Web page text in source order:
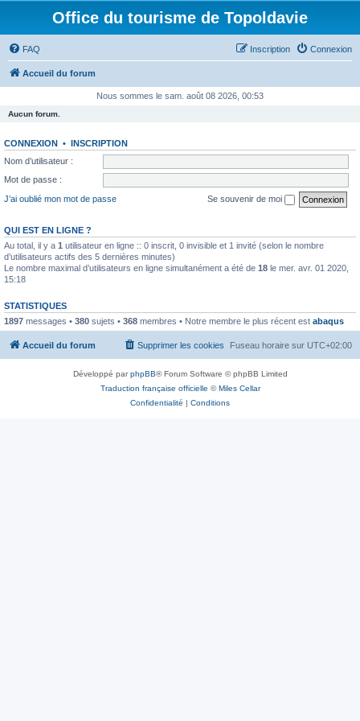
Office du tourisme de Topoldavie
FAQ Connexion
Inscription
Accueil du forum
Nous sommes le sam. août 08 2026, 00:53
Aucun forum.
CONNEXION • INSCRIPTION
Nom d’utilisateur :
Mot de passe :
J’ai oublié mon mot de passe
Se souvenir de moi
QUI EST EN LIGNE ?
Au total, il y a 1 utilisateur en ligne :: 0 inscrit, 0 invisible et 1 invité (selon le nombre
d’utilisateurs actifs des 5 dernières minutes)
Le nombre maximal d’utilisateurs en ligne simultanément a été de 18 le mer. avr. 01 2020,
15:18
STATISTIQUES
1897 messages • 380 sujets • 368 membres • Notre membre le plus récent est abaqus
Accueil du forum Fuseau horaire sur UTC+02:00
Supprimer les cookies
Développé parphpBB® Forum Software © phpBB Limited
Traduction française officielle ©Miles Cellar
Confidentialité | Conditions